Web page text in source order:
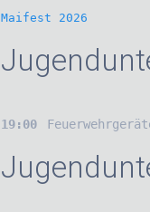
Maifest 2026
19:00